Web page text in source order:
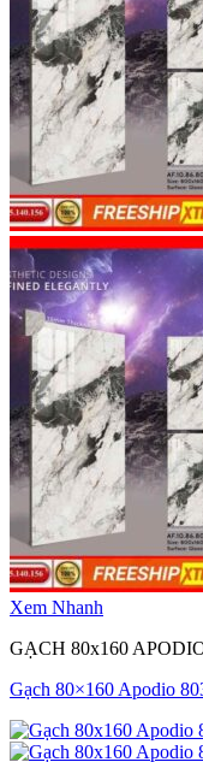
Xem Nhanh
GẠCH 80x160
Gạch 80×160 Apodio